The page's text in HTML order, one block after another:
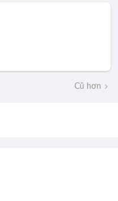
Cũ hơn